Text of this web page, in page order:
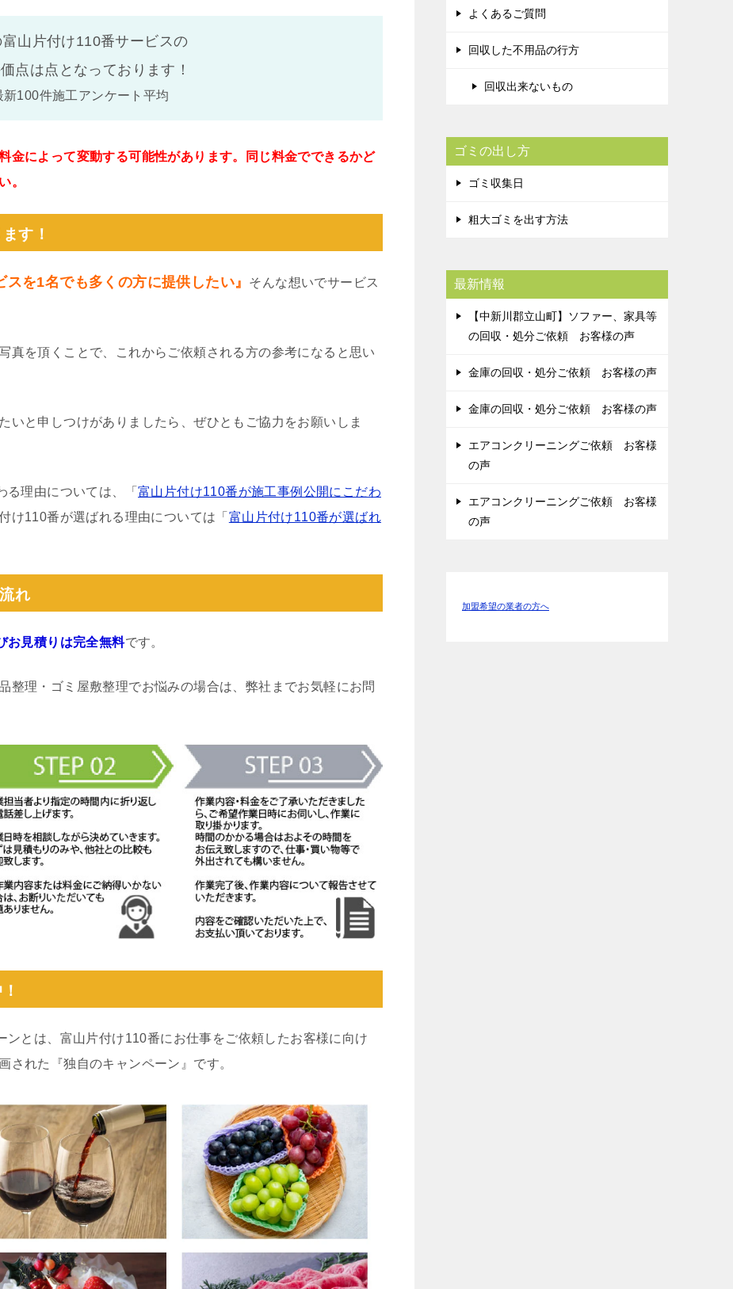
山片付け110番サービスの
点は点となっております！
100件施工アンケート平均
金によって変動する可能性があります。同じ料金でできるかど
。
す！
スを1名でも多くの方に提供したい』
そんな想いでサービス
真を頂くことで、これからご依頼される方の参考になると思い
いと申しつけがありましたら、ぜひともご協力をお願いしま
理由については、「 富山片付け110番が施工事例公開にこだわ
け110番が選ばれる理由については「 富山片付け110番が選ばれ
れ
お見積りは完全無料です。
整理・ゴミ屋敷整理でお悩みの場合は、弊社までお気軽にお問
とは、富山片付け110番にお仕事をご依頼したお客様に向け
された『独自のキャンペーン』です。
よくあるご質問
回収した不用品の行方
回収出来ないもの
ゴミの出し方
ゴミ収集日
粗大ゴミを出す方法
最新情報
【中新川郡立山町】ソファー、家具等
の回収・処分ご依頼 お客様の声
金庫の回収・処分ご依頼 お客様の声
金庫の回収・処分ご依頼 お客様の声
エアコンクリーニングご依頼 お客様
の声
エアコンクリーニングご依頼 お客様
の声
加盟希望の業者の方へ